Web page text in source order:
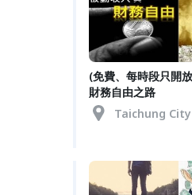
(免費、每時段只開
財務自由之路
Taichung City